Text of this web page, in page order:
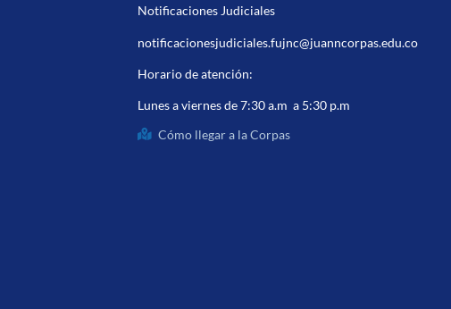
Notificaciones Judiciales
notificacionesjudiciales.fujnc@juanncorpas.edu.co
Horario de atención:
Lunes a viernes de 7:30 a.m a 5:30 p.m
Cómo llegar a la Corpas